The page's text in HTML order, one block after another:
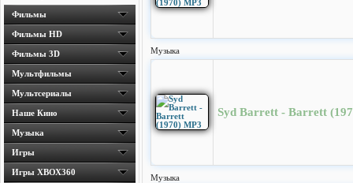
Фильмы
Фильмы HD
Фильмы 3D
Мультфильмы
Мультсериалы
Наше Кино
Музыка
Игры
Игры ХВОХ360
Музыка
Syd Barrett - Barrett
Музыка